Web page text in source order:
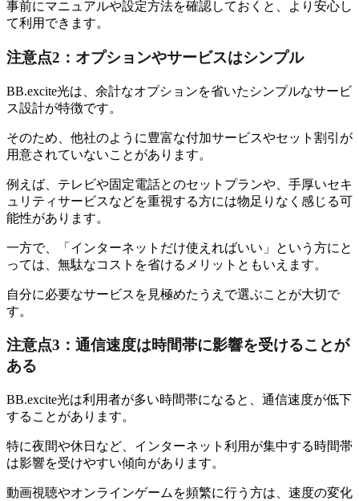
事前にマニュアルや設定方法を確認しておくと、より安心し
て利用できます。
注意点2：オプションやサービスはシンプル
BB.excite光は、余計なオプションを省いたシンプルなサービ
ス設計が特徴です。
そのため、他社のように豊富な付加サービスやセット割引が
用意されていないことがあります。
例えば、テレビや固定電話とのセットプランや、手厚いセキ
ュリティサービスなどを重視する方には物足りなく感じる可
能性があります。
一方で、「インターネットだけ使えればいい」という方にと
っては、無駄なコストを省けるメリットともいえます。
自分に必要なサービスを見極めたうえで選ぶことが大切で
す。
注意点3：通信速度は時間帯に影響を受けることが
ある
BB.excite光は利用者が多い時間帯になると、通信速度が低下
することがあります。
特に夜間や休日など、インターネット利用が集中する時間帯
は影響を受けやすい傾向があります。
動画視聴やオンラインゲームを頻繁に行う方は、速度の変化